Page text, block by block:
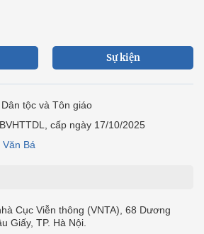
Sự kiện
tộc và Tôn giáo
cấp ngày 17/10/2025
Bá
Cục Viễn thông (VNTA), 68 Dương
Giấy, TP. Hà Nội.